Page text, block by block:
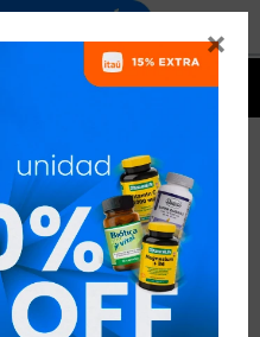

QUALIVITS
QUALIVITS
RECOMENDADOS